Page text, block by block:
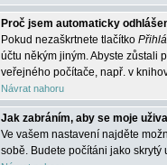
Proč jsem automaticky
Pokud nezaškrtnete tlačítko
účtu někým jiným. Abyste zůstali
veřejného počítače, např. v
Návrat nahoru
Jak zabráním, aby se moje
Ve vašem nastavení najděte
sobě. Budete počítáni jako skrytý